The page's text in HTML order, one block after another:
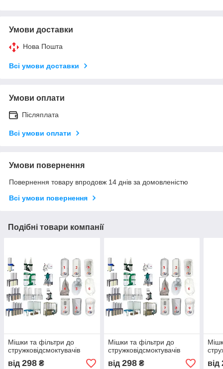
Умови доставки
Нова Пошта
Всі умови доставки
Умови оплати
Післяплата
Всі умови оплати
Умови повернення
Повернення товару впродовж 14 днів за домовленістю
Всі умови повернення
Подібні товари компанії
Мішки та фільтри до
стружковідсмоктувачів
від 298 ₴
Мішки та фільтри до
стружковідсмоктувачів
від 298₴ від